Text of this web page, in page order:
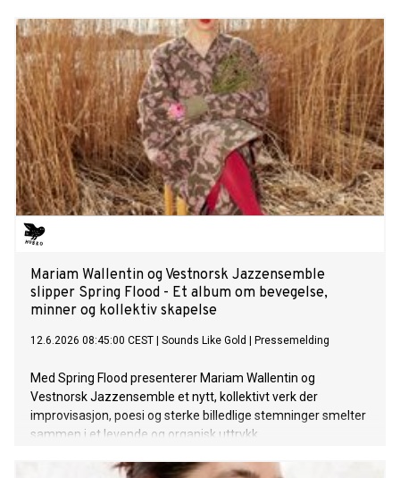
Mariam Wallentin og Vestnorsk Jazzensemble
slipper Spring Flood - Et album om bevegelse,
minner og kollektiv skapelse
12.6.2026 08:45:00 CEST Sounds Like Gold Pressemelding
Med Spring Flood presenterer Mariam Wallentin og
Vestnorsk Jazzensemble et nytt, kollektivt verk der
improvisasjon, poesi og sterke billedlige stemninger smelter
sammen i et levende og organisk uttrykk.